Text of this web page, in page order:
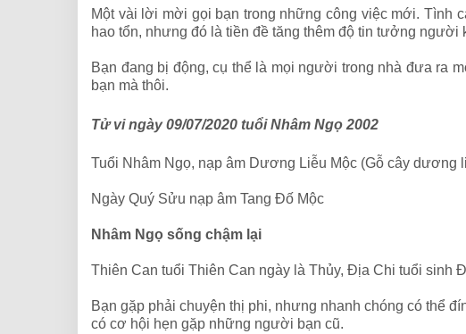
Một vài lời mời gọi bạn trong những công việc mới. Tình
hao tổn, nhưng đó là tiền đề tăng thêm độ tin tưởng người
Bạn đang bị động, cụ thể là mọi người trong nhà đưa ra
bạn mà thôi.
Tử vi ngày 09/07/2020 tuổi Nhâm Ngọ 2002
Tuổi Nhâm Ngọ, nạp âm Dương Liễu Mộc (Gỗ cây dương
Ngày Quý Sửu nạp âm Tang Đố Mộc
Nhâm Ngọ sống chậm lại
Thiên Can tuổi Thiên Can ngày là Thủy, Địa Chi tuổi sinh
Bạn gặp phải chuyện thị phi, nhưng nhanh chóng có thể
có cơ hội hẹn gặp những người bạn cũ.